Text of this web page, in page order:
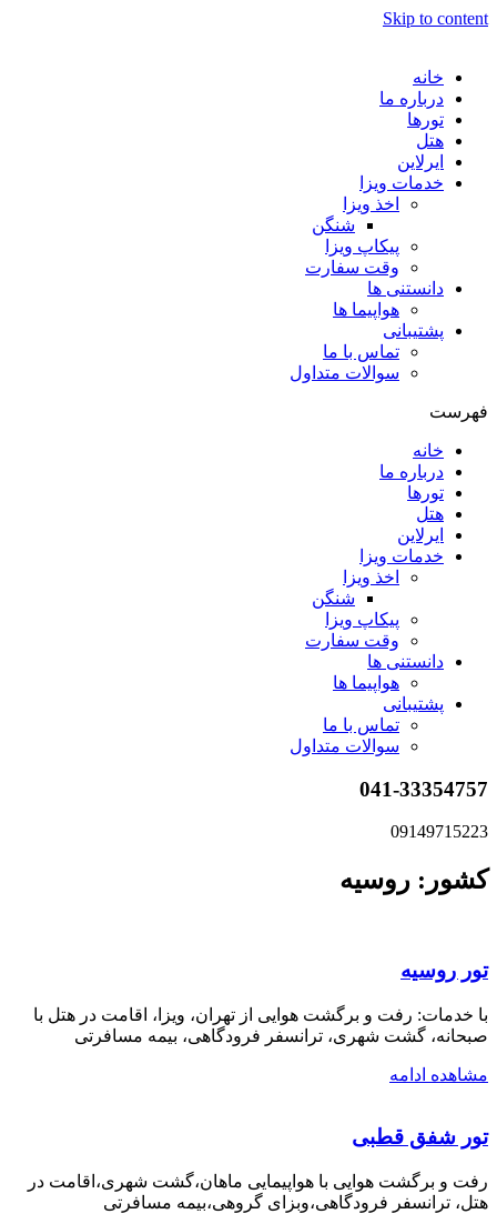
Skip to content
خانه
درباره ما
تورها
هتل
ایرلاین
خدمات ویزا
اخذ ویزا
شنگن
پیکاپ ویزا
وقت سفارت
دانستنی ها
هواپیما ها
پشتیبانی
تماس با ما
سوالات متداول
فهرست
خانه
درباره ما
تورها
هتل
ایرلاین
خدمات ویزا
اخذ ویزا
شنگن
پیکاپ ویزا
وقت سفارت
دانستنی ها
هواپیما ها
پشتیبانی
تماس با ما
سوالات متداول
041-33354757
09149715223
کشور: روسیه
تور روسیه
با خدمات: رفت و برگشت هوایی از تهران، ویزا، اقامت در هتل با
صبحانه، گشت شهری، ترانسفر فرودگاهی، بیمه مسافرتی
مشاهده ادامه
تور شفق قطبی
رفت و برگشت هوایی با هواپیمایی ماهان،گشت شهری،اقامت در
هتل، ترانسفر فرودگاهی،وبزای گروهی،بیمه مسافرتی